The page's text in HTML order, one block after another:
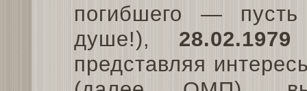
погибшего —
душе!), 28.02.1979
представляя